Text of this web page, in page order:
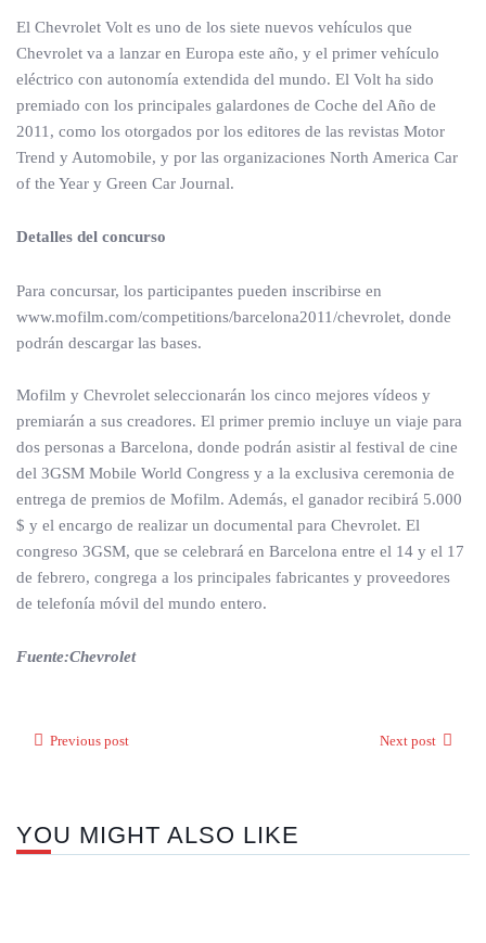
El Chevrolet Volt es uno de los siete nuevos vehículos que
Chevrolet va a lanzar en Europa este año, y el primer vehículo
eléctrico con autonomía extendida del mundo. El Volt ha sido
premiado con los principales galardones de Coche del Año de
2011, como los otorgados por los editores de las revistas Motor
Trend y Automobile, y por las organizaciones North America Car
of the Year y Green Car Journal.
Detalles del concurso
Para concursar, los participantes pueden inscribirse en
www.mofilm.com/competitions/barcelona2011/chevrolet, donde
podrán descargar las bases.
Mofilm y Chevrolet seleccionarán los cinco mejores vídeos y
premiarán a sus creadores. El primer premio incluye un viaje para
dos personas a Barcelona, donde podrán asistir al festival de cine
del 3GSM Mobile World Congress y a la exclusiva ceremonia de
entrega de premios de Mofilm. Además, el ganador recibirá 5.000
$ y el encargo de realizar un documental para Chevrolet. El
congreso 3GSM, que se celebrará en Barcelona entre el 14 y el 17
de febrero, congrega a los principales fabricantes y proveedores
de telefonía móvil del mundo entero.
Fuente:Chevrolet
Previous post Next post
YOU MIGHT ALSO LIKE